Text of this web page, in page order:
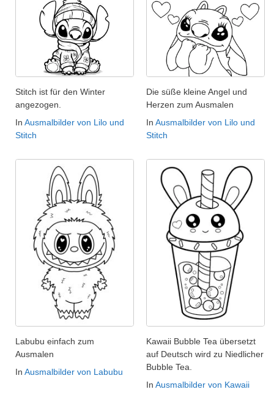
Stitch ist für den Winter
angezogen.
In Ausmalbilder von Lilo und
Stitch
Die süße kleine Angel und
Herzen zum Ausmalen
In Ausmalbilder von Lilo und
Stitch
Labubu einfach zum
Ausmalen
In Ausmalbilder von Labubu
Kawaii Bubble Tea übersetzt
auf Deutsch wird zu Niedlicher
Bubble Tea.
In Ausmalbilder von Kawaii